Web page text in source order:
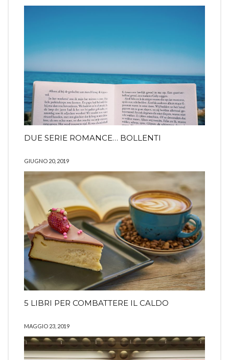
DUE SERIE ROMANCE… BOLLENTI
GIUGNO 20, 2019
5 LIBRI PER COMBATTERE IL CALDO
MAGGIO 23, 2019